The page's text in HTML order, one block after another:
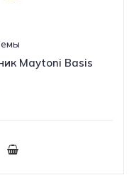
Maytoni Basis